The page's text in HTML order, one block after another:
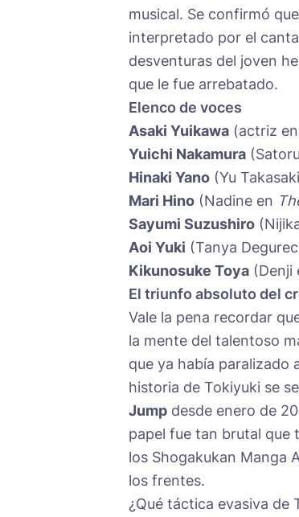
musical. Se confirmó
interpretado por el
desventuras del joven
que le fue arrebatado.
Elenco de voces
Asaki Yuikawa (actriz
Yuichi Nakamura
Hinaki Yano (Yu
Mari Hino (Nadine en
Sayumi Suzushiro
Aoi Yuki (Tanya
Kikunosuke Toya (Denji
El triunfo absoluto del
Vale la pena recordar
la mente del talentoso
que ya había paralizado
historia de Tokiyuki se
Jump desde enero de
papel fue tan brutal que
los Shogakukan Manga
los frentes.
¿Qué táctica evasiva de